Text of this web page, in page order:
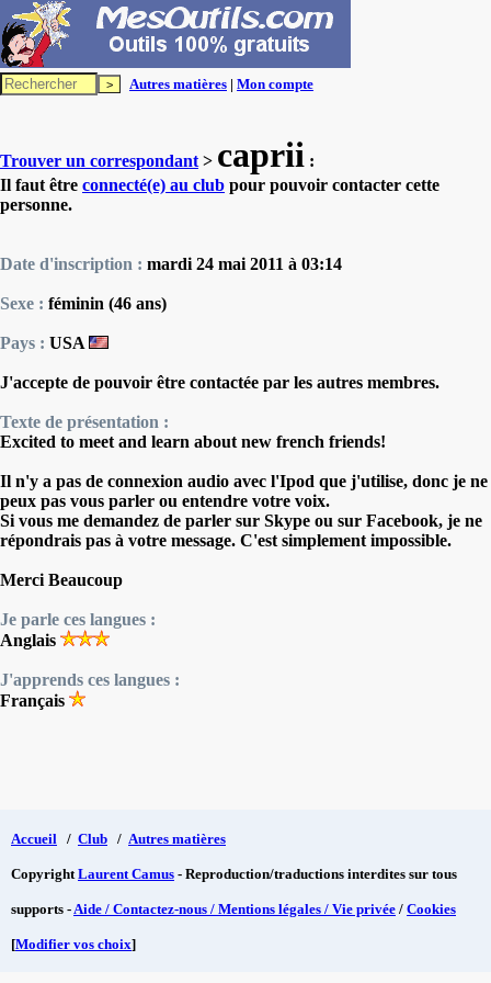
Autres matières | Mon compte
Trouver un correspondant > caprii :
Il faut être connecté(e) au club pour pouvoir contacter cette
personne.
Date d'inscription : mardi 24 mai 2011 à 03:14
Sexe : féminin (46 ans)
Pays : USA
J'accepte de pouvoir être contactée par les autres membres.
Texte de présentation :
Excited to meet and learn about new french friends!
Il n'y a pas de connexion audio avec l'Ipod que j'utilise, donc je ne
peux pas vous parler ou entendre votre voix.
Si vous me demandez de parler sur Skype ou sur Facebook, je ne
répondrais pas à votre message. C'est simplement impossible.
Merci Beaucoup
Je parle ces langues :
Anglais
J'apprends ces langues :
Français
Accueil / Club / Autres matières
CopyrightLaurent Camus - Reproduction/traductions interdites sur tous
supports -Aide / Contactez-nous / Mentions légales / Vie privée / Cookies
[Modifier vos choix]